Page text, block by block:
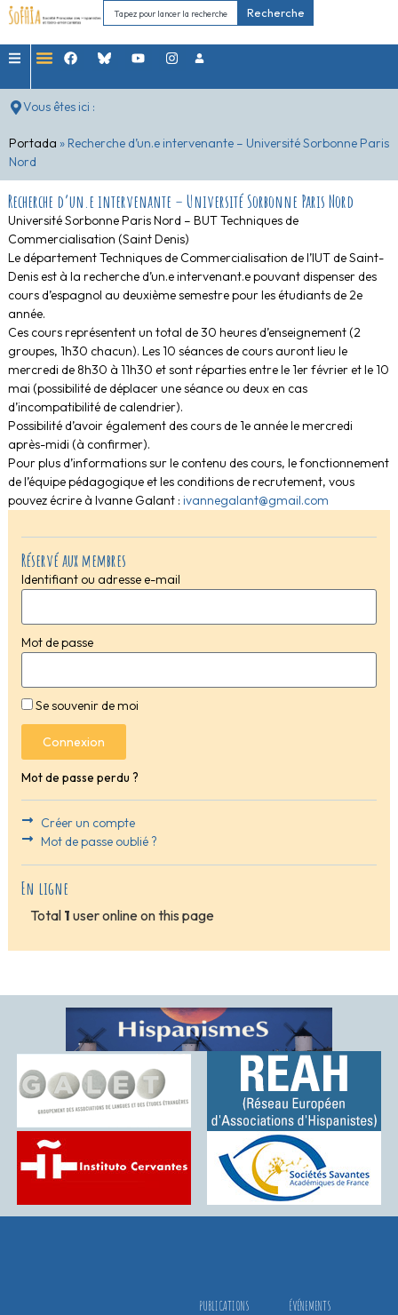
Recherche
Vous êtes ici :
Portada » Recherche d’un.e intervenante – Université Sorbonne Paris
Nord
Réservé aux membres
Identifiant ou adresse e-mail
Mot de passe
Se souvenir de moi
Connexion
Mot de passe perdu ?
Créer un compte
Mot de passe oublié ?
En ligne
Total 1 user online on this page
Recherche d’un.e intervenante – Université Sorbonne Paris Nord
Université Sorbonne Paris Nord – BUT Techniques de
Commercialisation (Saint Denis)
Le département Techniques de Commercialisation de l’IUT de Saint-
Denis est à la recherche d’un.e intervenant.e pouvant dispenser des
cours d’espagnol au deuxième semestre pour les étudiants de 2e
année.
Ces cours représentent un total de 30 heures d’enseignement (2
groupes, 1h30 chacun). Les 10 séances de cours auront lieu le
mercredi de 8h30 à 11h30 et sont réparties entre le 1er février et le 10
mai (possibilité de déplacer une séance ou deux en cas
d’incompatibilité de calendrier).
Possibilité d’avoir également des cours de 1e année le mercredi
après-midi (à confirmer).
Pour plus d’informations sur le contenu des cours, le fonctionnement
de l’équipe pédagogique et les conditions de recrutement, vous
pouvez écrire à Ivanne Galant : ivannegalant@gmail.com
ÉVÉNEMENTS
PUBLICATIONS